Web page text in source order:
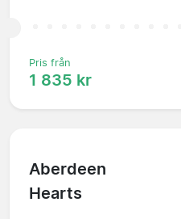
Pris från
1 835 kr
Aberdeen
Hearts